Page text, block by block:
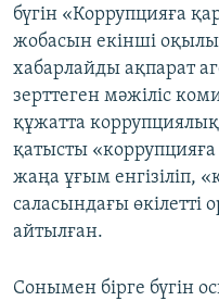
бүгін «Коррупцияға
жобасын екінші
хабарлайды ақпарат
зерттеген мәжіліс
құжатта
қатысты
жаңа ұғым енгізіліп,
саласындағы өкілетті
айтылған.
Сонымен бірге бүгін